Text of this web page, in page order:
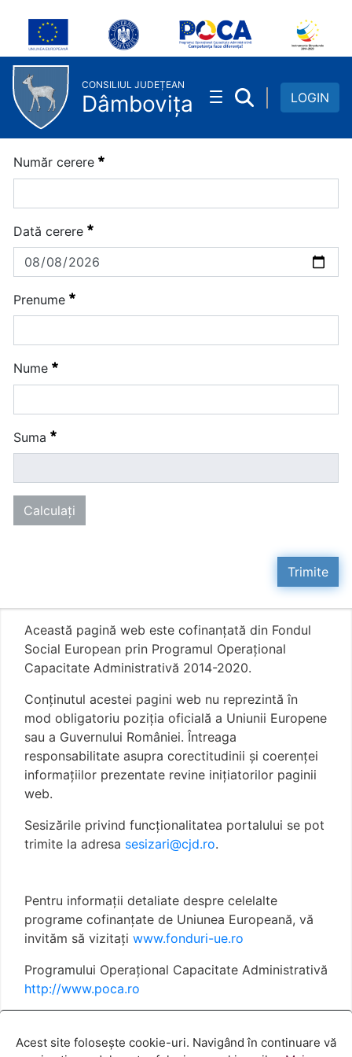
Skip to Main Content
Plăți electronice
CONSILIUL JUDEȚEAN
Dâmbovița LOGIN
Număr cerere Necesitat
Dată cerere Necesitat
Prenume Necesitat
Nume Necesitat
Suma Necesitat
Calculaţi
Trimite
Această pagină web este cofinanțată din Fondul
Social European prin Programul Operațional
Capacitate Administrativă 2014-2020.
Conţinutul acestei pagini web nu reprezintă în
mod obligatoriu poziţia oficială a Uniunii Europene
sau a Guvernului României. Întreaga
responsabilitate asupra corectitudinii și coerenței
informațiilor prezentate revine inițiatorilor paginii
web.
Sesizările privind funcționalitatea portalului se pot
trimite la adresa sesizari@cjd.ro.
Pentru informații detaliate despre celelalte
programe cofinanțate de Uniunea Europeană, vă
invităm să vizitați www.fonduri-ue.ro
Programului Operațional Capacitate Administrativă
http://www.poca.ro
Politica cookies
Acest site folosește cookie-uri. Navigând în continuare vă